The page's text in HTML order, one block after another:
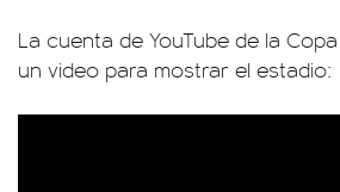
La cuenta de YouTube de la
un video para mostrar el estadio: